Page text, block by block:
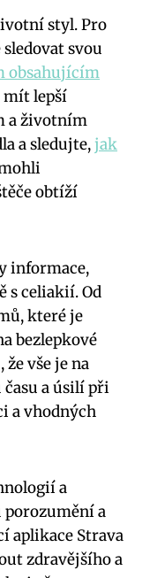
styl. Pro
svou
obsahujícím
mít lepší
a životním
a sledujte,jak
obtíží
informace,
s celiakií. Od
které je
bezlepkové
vše je na
a úsilí při
a vhodných
a
a
aplikace Strava
zdravějšího a